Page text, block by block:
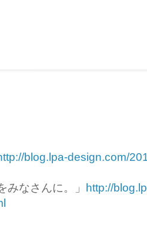
blog.lpa-design.com/
みなさんに。」 http://